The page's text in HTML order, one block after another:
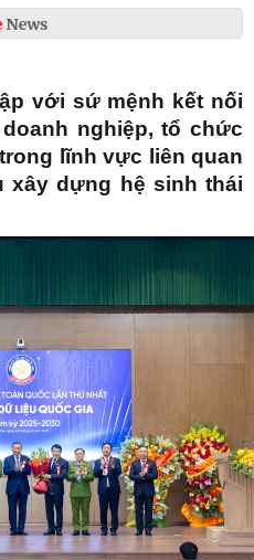
với sứ mệnh kết nối
nghiệp, tổ chức
lĩnh vực liên quan
xây dựng hệ sinh thái